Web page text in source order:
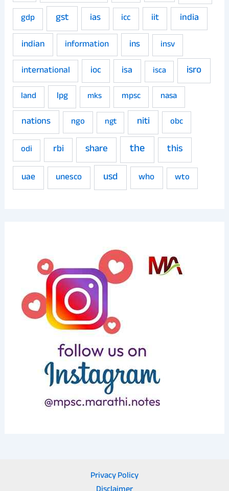
gdp gst ias icc iit
india
indian
information ins
insv
international
ioc isa isca isro
land lpg mks mpsc nasa
nations ngo ngt niti
obc
odi
rbi share the this
uae unesco usd who wto
Privacy Policy